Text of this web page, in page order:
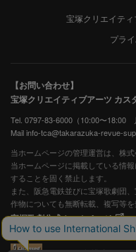
宝塚クリエイティ
プラ
【お問い合わせ】
宝塚クリエイティブアーツ カス
Tel. 0797-83-6000（10:00〜18:00
Mail info-tca@takarazuka-revue-
当ホームページの管理運営は、株
当ホームページに掲載している情
することを固く禁止します。
また、阪急電鉄並びに宝塚歌劇団
作物についても無断転載、複写等を
宝塚歌劇公式ホームページ